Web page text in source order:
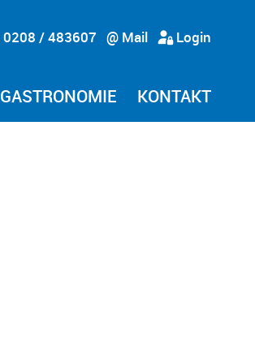
0208 / 483607 @ Mail Login
GASTRONOMIE KONTAKT